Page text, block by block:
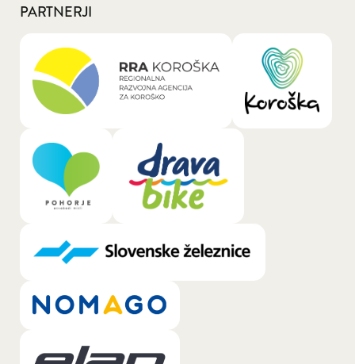
PARTNERJI
General.LOGO_LINK_TEXT_A11Y: RRA
General.LOGO_LINK_TEXT_A11Y: Pohorje
General.LOGO_LINK_TEXT_A11Y:
General.LOGO_LINK_TEXT_A11Y: Nomago